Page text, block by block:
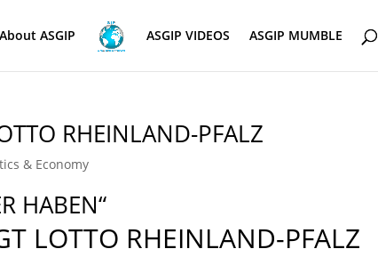
About ASGIP ASGIP VIDEOS ASGIP MUMBLE
RHEINLAND-PFALZ
& Economy
HABEN“
LOTTO RHEINLAND-PFALZ